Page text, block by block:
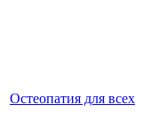
Остеопатия для всех